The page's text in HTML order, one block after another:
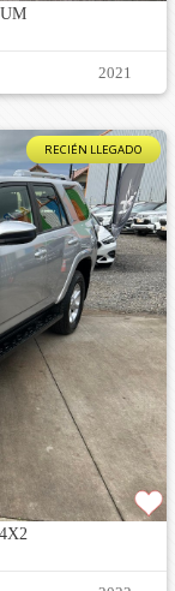
2021
RECIÉN LLEGADO